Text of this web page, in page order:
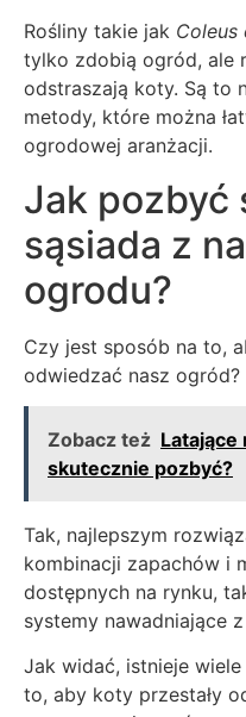
Rośliny takie jak Coleus
tylko zdobią ogród, ale
odstraszają koty. Są to
metody, które można
ogrodowej aranżacji.
Jak pozbyć
sąsiada z
ogrodu?
Czy jest sposób na to,
odwiedzać nasz ogród?
Zobacz też Latające
skutecznie pozbyć?
Tak, najlepszym
kombinacji zapachów i
dostępnych na rynku,
systemy nawadniające
Jak widać, istnieje
to, aby koty przestały